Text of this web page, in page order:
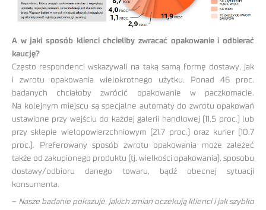
A w jaki sposób klienci chcieliby zwracać opakowanie i odbierać
kaucję?
Często respondenci wskazywali na taką samą formę dostawy, jak
i zwrotu opakowania wielokrotnego użytku. Ponad 46 proc.
badanych chciałoby zwrócić opakowanie w paczkomacie.
Na kolejnym miejscu są specjalne automaty do zwrotu opakowań
ustawione przy wejściu do każdej galerii handlowej (11,5 proc.) lub
przy sklepie wielopowierzchniowym (21,7 proc.) oraz kurier (10,7
proc.). Preferowany sposób zwrotu opakowania może zależeć
także od zakupionego produktu (tj. wielkości opakowania), sposobu
dostawy/odbioru danego towaru, bądź obecnej sytuacji
konsumenta.
– Nasze badanie pokazuje, jakich zmian oczekują klienci i jak szybko